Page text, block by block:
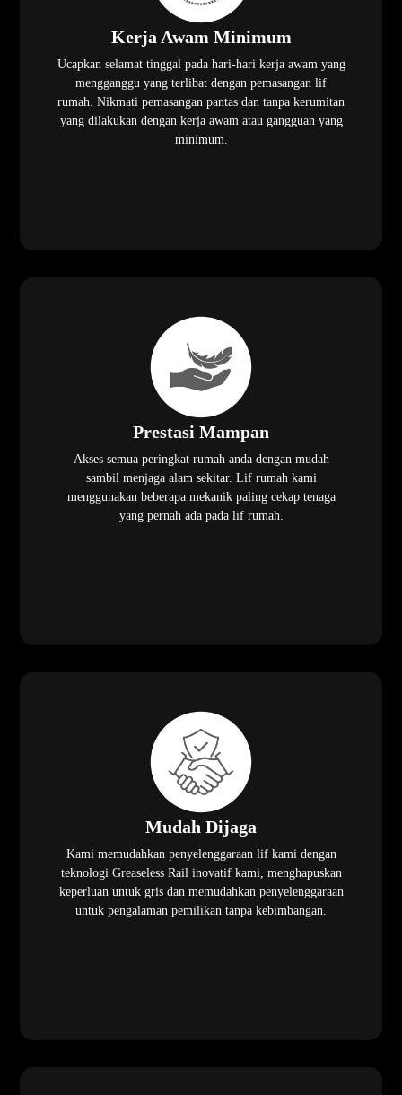
Kerja Awam Minimum
Ucapkan selamat tinggal pada hari-hari kerja awam yang
mengganggu yang terlibat dengan pemasangan lif
rumah. Nikmati pemasangan pantas dan tanpa kerumitan
yang dilakukan dengan kerja awam atau gangguan yang
minimum.
Prestasi Mampan
Akses semua peringkat rumah anda dengan mudah
sambil menjaga alam sekitar. Lif rumah kami
menggunakan beberapa mekanik paling cekap tenaga
yang pernah ada pada lif rumah.
Mudah Dijaga
Kami memudahkan penyelenggaraan lif kami dengan
teknologi Greaseless Rail inovatif kami, menghapuskan
keperluan untuk gris dan memudahkan penyelenggaraan
untuk pengalaman pemilikan tanpa kebimbangan.